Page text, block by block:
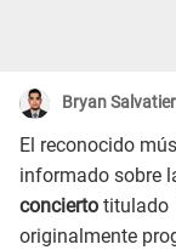
Bryan
El reconocido
informado sobre
concierto titulado
originalmente